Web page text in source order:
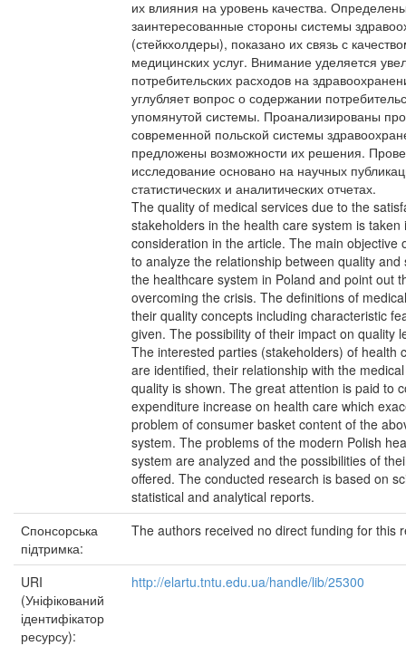
их влияния на уровень качества.
заинтересованные стороны системы
(стейкхолдеры), показано их связь с
медицинских услуг. Внимание уделяется
потребительских расходов на
углубляет вопрос о содержании
упомянутой системы. Проанализированы
современной польской системы
предложены возможности их решения.
исследование основано на научных
статистических и аналитических отчетах.
The quality of medical services due to the
stakeholders in the health care system is taken
consideration in the article. The main objective
to analyze the relationship between quality and
the healthcare system in Poland and point out
overcoming the crisis. The definitions of
their quality concepts including characteristic
given. The possibility of their impact on quality
The interested parties (stakeholders) of health
are identified, their relationship with the
quality is shown. The great attention is paid to
expenditure increase on health care which
problem of consumer basket content of the
system. The problems of the modern Polish
system are analyzed and the possibilities of
offered. The conducted research is based on
statistical and analytical reports.
Спонсорська
підтримка:
The authors received no direct funding for this
URI
(Уніфікований
ідентифікатор
ресурсу):
http://elartu.tntu.edu.ua/handle/lib/25300